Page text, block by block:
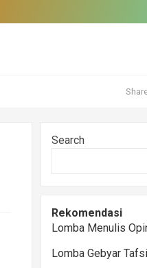
Search
Rekomendasi
Lomba Menulis
Lomba Gebyar